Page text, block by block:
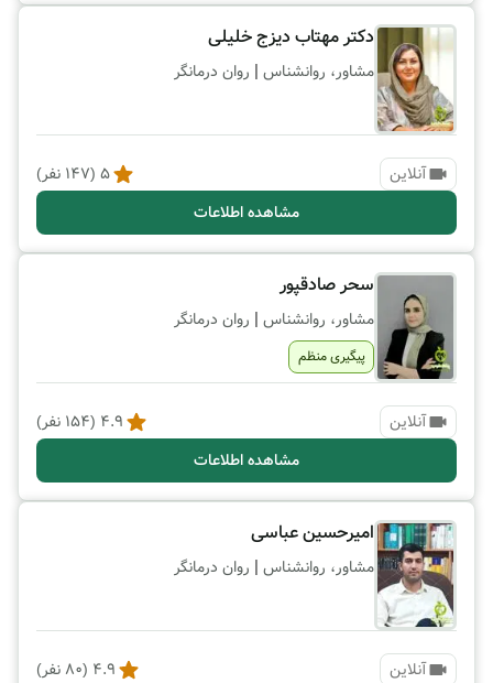
دکتر مهتاب دیزج خلیلی
مشاور، روانشناس | روان درمانگر
آنلاین 5
(
147 نفر)
مشاهده اطلاعات
سحر صادقپور
مشاور، روانشناس | روان درمانگر
پیگیری منظم
آنلاین 4.9
(
154 نفر)
مشاهده اطلاعات
امیرحسین عباسی
مشاور، روانشناس | روان درمانگر
آنلاین 4.9
(
80 نفر)